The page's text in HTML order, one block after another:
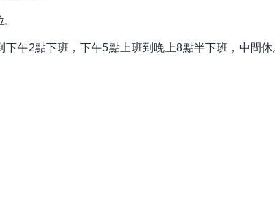
午2點下班，下午5點上班到晚上8點半下班，中間